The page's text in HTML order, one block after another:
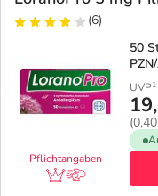
(6)
Pflichtangaben
50
UVP1